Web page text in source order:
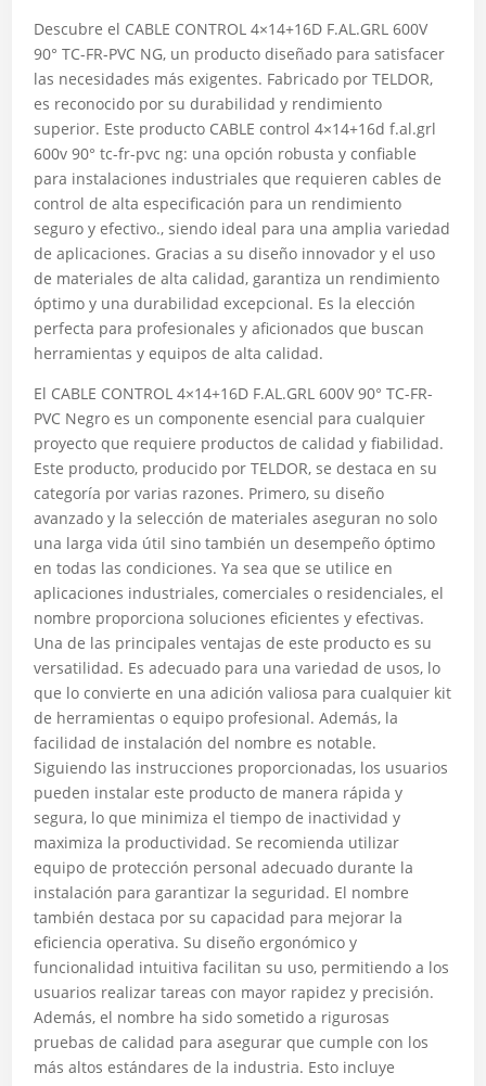
Descubre el CABLE CONTROL 4×14+16D F.AL.GRL 600V
90° TC-FR-PVC NG, un producto diseñado para satisfacer
las necesidades más exigentes. Fabricado por TELDOR,
es reconocido por su durabilidad y rendimiento
superior. Este producto CABLE control 4×14+16d f.al.grl
600v 90° tc-fr-pvc ng: una opción robusta y confiable
para instalaciones industriales que requieren cables de
control de alta especificación para un rendimiento
seguro y efectivo., siendo ideal para una amplia variedad
de aplicaciones. Gracias a su diseño innovador y el uso
de materiales de alta calidad, garantiza un rendimiento
óptimo y una durabilidad excepcional. Es la elección
perfecta para profesionales y aficionados que buscan
herramientas y equipos de alta calidad.
El CABLE CONTROL 4×14+16D F.AL.GRL 600V 90° TC-FR-
PVC Negro es un componente esencial para cualquier
proyecto que requiere productos de calidad y fiabilidad.
Este producto, producido por TELDOR, se destaca en su
categoría por varias razones. Primero, su diseño
avanzado y la selección de materiales aseguran no solo
una larga vida útil sino también un desempeño óptimo
en todas las condiciones. Ya sea que se utilice en
aplicaciones industriales, comerciales o residenciales, el
nombre proporciona soluciones eficientes y efectivas.
Una de las principales ventajas de este producto es su
versatilidad. Es adecuado para una variedad de usos, lo
que lo convierte en una adición valiosa para cualquier kit
de herramientas o equipo profesional. Además, la
facilidad de instalación del nombre es notable.
Siguiendo las instrucciones proporcionadas, los usuarios
pueden instalar este producto de manera rápida y
segura, lo que minimiza el tiempo de inactividad y
maximiza la productividad. Se recomienda utilizar
equipo de protección personal adecuado durante la
instalación para garantizar la seguridad. El nombre
también destaca por su capacidad para mejorar la
eficiencia operativa. Su diseño ergonómico y
funcionalidad intuitiva facilitan su uso, permitiendo a los
usuarios realizar tareas con mayor rapidez y precisión.
Además, el nombre ha sido sometido a rigurosas
pruebas de calidad para asegurar que cumple con los
más altos estándares de la industria. Esto incluye